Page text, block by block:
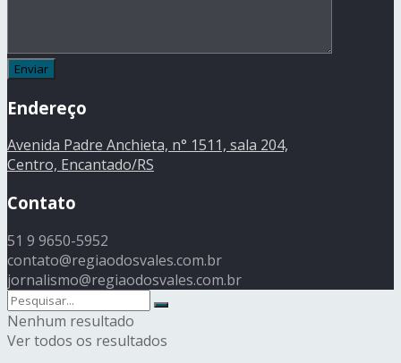
Endereço
Avenida Padre Anchieta, n° 1511, sala 204,
Centro, Encantado/RS
Contato
51 9 9650-5952
contato@regiaodosvales.com.br
jornalismo@regiaodosvales.com.br
Nenhum resultado
Ver todos os resultados